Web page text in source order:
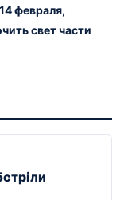
февраля,
свет части